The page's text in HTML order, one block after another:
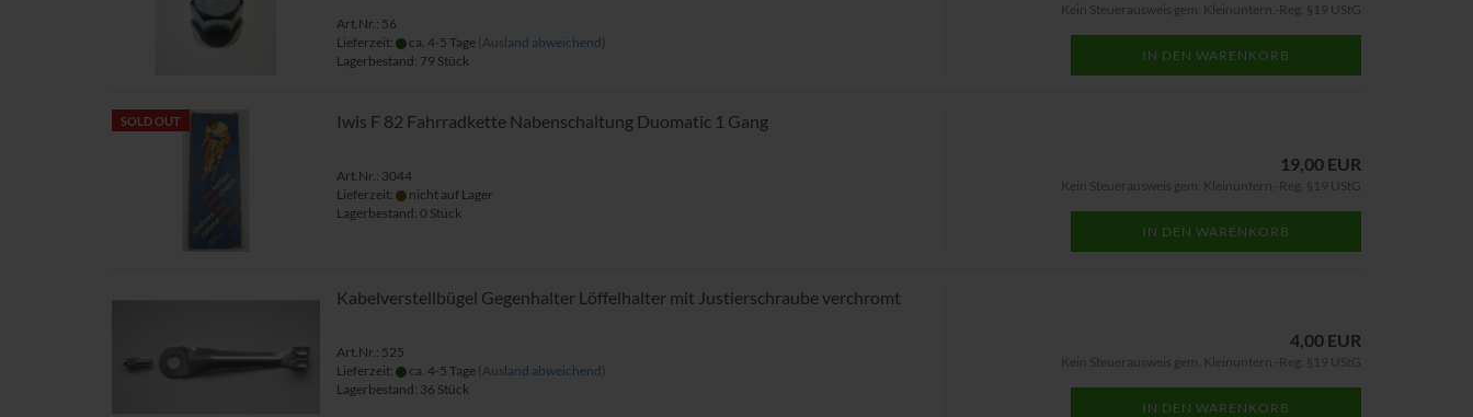
Art.Nr.: 56
Lieferzeit:
ca. 4-5 Tage (Ausland abweichend)
Lagerbestand: 79 Stück
Kein Steuerausweis gem. Kleinuntern.-Reg. §19 UStG
IN DEN WARENKORB
SOLD OUT Iwis F 82 Fahrradkette Nabenschaltung Duomatic 1 Gang
Art.Nr.: 3044
Lieferzeit:
nicht auf Lager
Lagerbestand: 0 Stück
19,00 EUR
Kein Steuerausweis gem. Kleinuntern.-Reg. §19 UStG
IN DEN WARENKORB
Kabelverstellbügel Gegenhalter Löffelhalter mit Justierschraube verchromt
Art.Nr.: 525
Lieferzeit:
ca. 4-5 Tage (Ausland abweichend)
Lagerbestand: 36 Stück
4,00 EUR
Kein Steuerausweis gem. Kleinuntern.-Reg. §19 UStG
IN DEN WARENKORB